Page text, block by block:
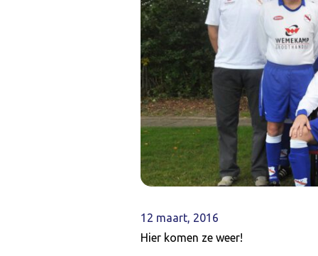
12 maart, 2016
Hier komen ze weer!